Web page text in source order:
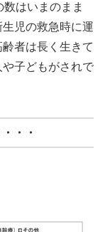
はいまのまま
児の救急時に運
者は長く生きて
子どもがされで
・・